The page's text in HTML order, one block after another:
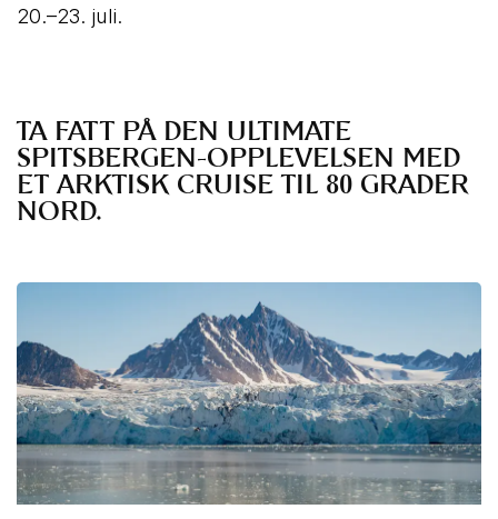
20.–23. juli.
TA FATT PÅ DEN ULTIMATE
SPITSBERGEN-OPPLEVELSEN MED
ET ARKTISK CRUISE TIL 80 GRADER
NORD.